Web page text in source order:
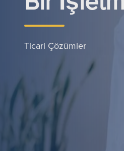
Ticari Çözümler